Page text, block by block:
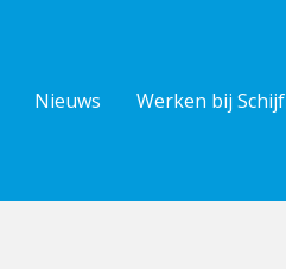
Nieuws Werken bij Schijf